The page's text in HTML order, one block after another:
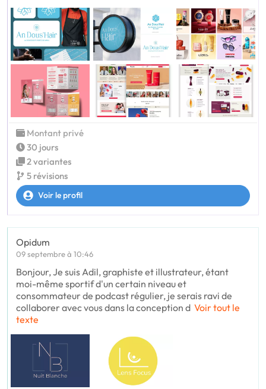
Montant privé
30 jours
2 variantes
5 révisions
Voir le profil
Opidum
09 septembre à 10:46
Bonjour, Je suis Adil, graphiste et illustrateur, étant
moi-même sportif d'un certain niveau et
consommateur de podcast régulier, je serais ravi de
collaborer avec vous dans la conception d Voir tout le
texte